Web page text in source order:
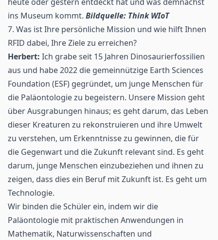
heute oder gestern entdeckt hat und was demnächst
ins Museum kommt. Bildquelle: Think WIoT
7. Was ist Ihre persönliche Mission und wie hilft Ihnen
RFID dabei, Ihre Ziele zu erreichen?
Herbert: Ich grabe seit 15 Jahren Dinosaurierfossilien
aus und habe 2022 die gemeinnützige Earth Sciences
Foundation (ESF) gegründet, um junge Menschen für
die Paläontologie zu begeistern. Unsere Mission geht
über Ausgrabungen hinaus; es geht darum, das Leben
dieser Kreaturen zu rekonstruieren und ihre Umwelt
zu verstehen, um Erkenntnisse zu gewinnen, die für
die Gegenwart und die Zukunft relevant sind. Es geht
darum, junge Menschen einzubeziehen und ihnen zu
zeigen, dass dies ein Beruf mit Zukunft ist. Es geht um
Technologie.
Wir binden die Schüler ein, indem wir die
Paläontologie mit praktischen Anwendungen in
Mathematik, Naturwissenschaften und